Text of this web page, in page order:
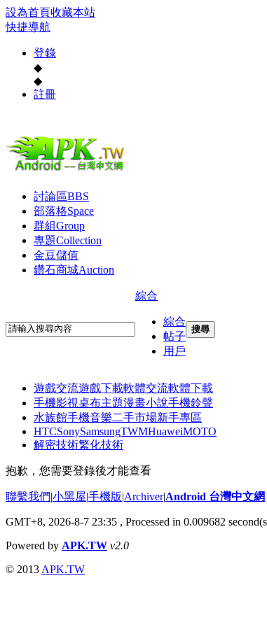
設為首頁收藏本站
快捷導航
登錄
◆
◆
註冊
討論區BBS
部落格Space
群組Group
專題Collection
金豆儲值
鑽石商城Auction
綜合
綜合
帖子
用戶
搜尋
遊戲交流遊戲下載軟體交流軟體下載
手機影視桌布主題漫畫小說手機鈴聲
水族館手機音樂二手市場新手專區
HTCSonySamsungTWMHuaweiMOTO
解密技術繁化技術
抱歉，您需要登錄後才能查看
聯繫我們|小黑屋|手機版|Archiver|Android 台灣中文網
GMT+8, 2026-8-7 23:35 , Processed in 0.009682
Powered by APK.TW v2.0
© 2013 APK.TW